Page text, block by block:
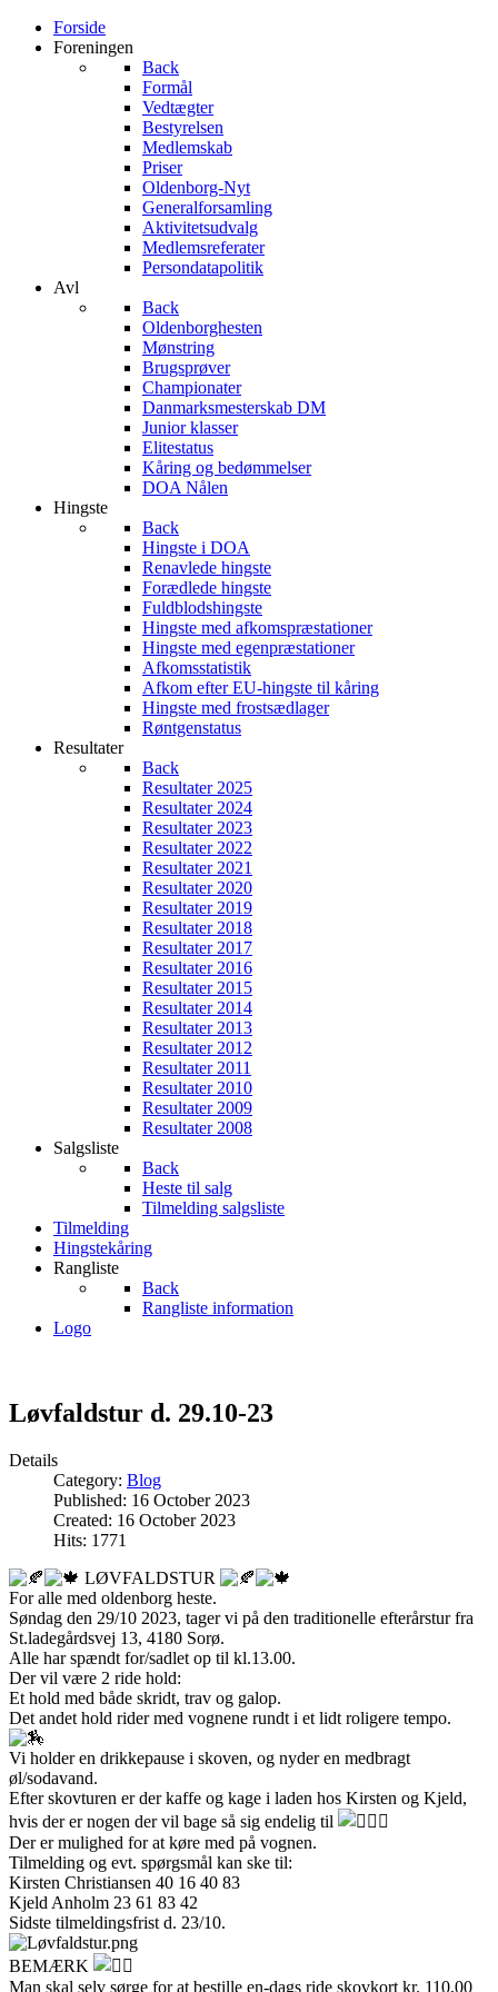
Forside
Foreningen
Back
Formål
Vedtægter
Bestyrelsen
Medlemskab
Priser
Oldenborg-Nyt
Generalforsamling
Aktivitetsudvalg
Medlemsreferater
Persondatapolitik
Avl
Back
Oldenborghesten
Mønstring
Brugsprøver
Championater
Danmarksmesterskab DM
Junior klasser
Elitestatus
Kåring og bedømmelser
DOA Nålen
Hingste
Back
Hingste i DOA
Renavlede hingste
Forædlede hingste
Fuldblodshingste
Hingste med afkomspræstationer
Hingste med egenpræstationer
Afkomsstatistik
Afkom efter EU-hingste til kåring
Hingste med frostsædlager
Røntgenstatus
Resultater
Back
Resultater 2025
Resultater 2024
Resultater 2023
Resultater 2022
Resultater 2021
Resultater 2020
Resultater 2019
Resultater 2018
Resultater 2017
Resultater 2016
Resultater 2015
Resultater 2014
Resultater 2013
Resultater 2012
Resultater 2011
Resultater 2010
Resultater 2009
Resultater 2008
Salgsliste
Back
Heste til salg
Tilmelding salgsliste
Tilmelding
Hingstekåring
Rangliste
Back
Rangliste information
Logo
Løvfaldstur d. 29.10-23
Details
Category: Blog
Published: 16 October 2023
Created: 16 October 2023
Hits: 1771
LØVFALDSTUR
For alle med oldenborg heste.
Søndag den 29/10 2023, tager vi på den traditionelle efterårstur fra
St.ladegårdsvej 13, 4180 Sorø.
Alle har spændt for/sadlet op til kl.13.00.
Der vil være 2 ride hold:
Et hold med både skridt, trav og galop.
Det andet hold rider med vognene rundt i et lidt roligere tempo.
Vi holder en drikkepause i skoven, og nyder en medbragt
øl/sodavand.
Efter skovturen er der kaffe og kage i laden hos Kirsten og Kjeld,
hvis der er nogen der vil bage så sig endelig til
Der er mulighed for at køre med på vognen.
Tilmelding og evt. spørgsmål kan ske til:
Kirsten Christiansen 40 16 40 83
Kjeld Anholm 23 61 83 42
Sidste tilmeldingsfrist d. 23/10.
BEMÆRK
Man skal selv sørge for at bestille en-dags ride skovkort kr. 110,00